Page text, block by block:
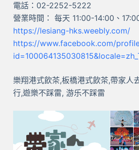
​電話：02-2252-5222
營業時間： 每天 11:00-14:00、
https://lesiang-hks.weebly.com/
https://www.facebook.com/
樂翔港式飲茶,板橋港式飲茶,帶家人
行,遊樂不踩雷, 游乐不踩雷